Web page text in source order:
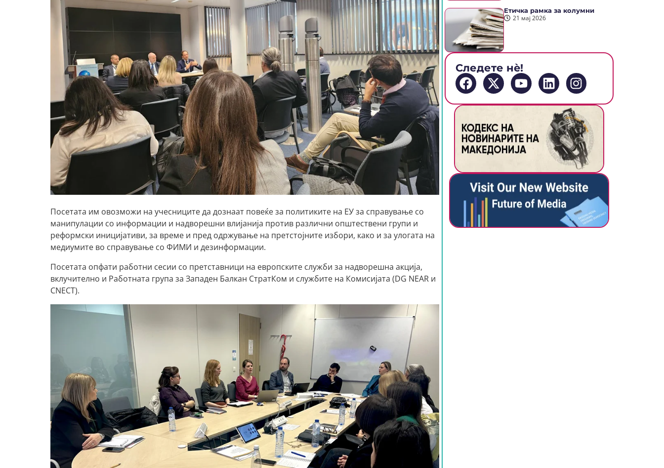
Посетата им овозможи на учесниците да дознаат повеќе за политиките на ЕУ за справување со
манипулации со информации и надворешни влијанија против различни општествени групи и
реформски иницијативи, за време и пред одржување на претстојните избори, како и за улогата на
медиумите во справување со ФИМИ и дезинформации.
Посетата опфати работни сесии со претставници на европските служби за надворешна акција,
вклучително и Работната група за Западен Балкан СтратКом и службите на Комисијата (DG NEAR и
CNECT).
Етичка рамка за колумни
21 мај 2026
Следете нè!